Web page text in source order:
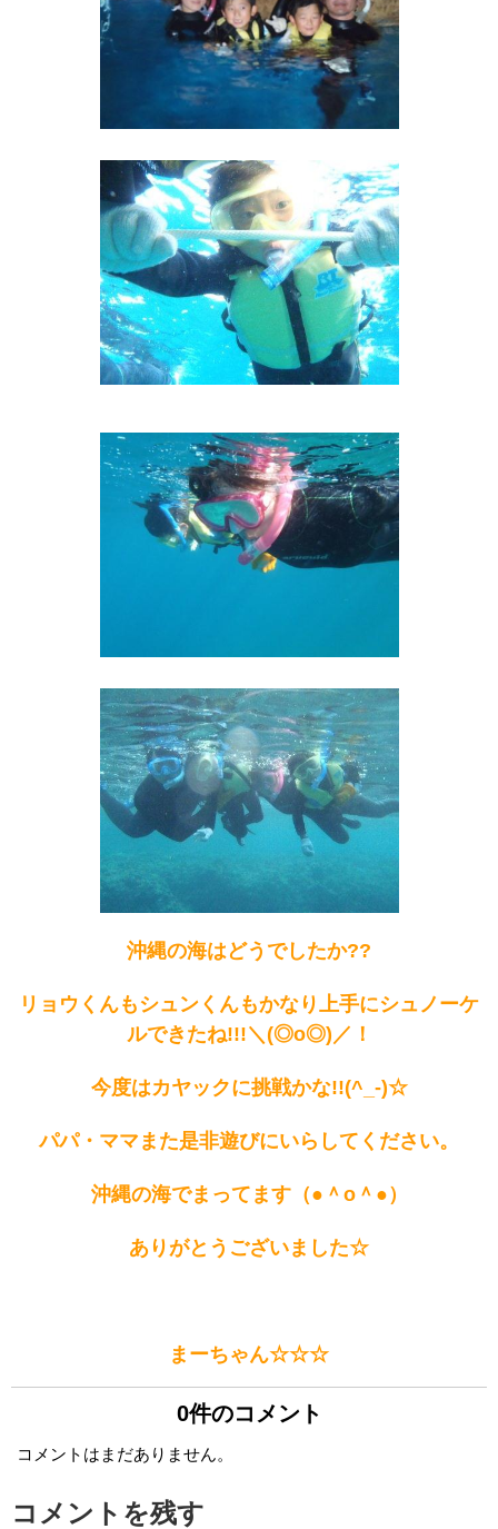
沖縄の海はどうでしたか??
リョウくんもシュンくんもかなり上手にシュノーケ
ルできたね!!!＼(◎o◎)／！
今度はカヤックに挑戦かな!!(^_-)☆
パパ・ママまた是非遊びにいらしてください。
沖縄の海でまってます（●＾o＾●）
ありがとうございました☆
まーちゃん☆☆☆
0件のコメント
コメントはまだありません。
コメントを残す